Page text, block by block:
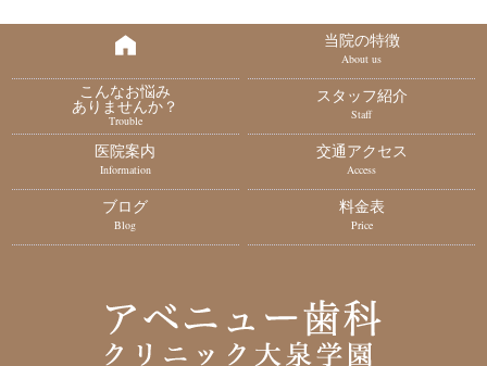
当院の特徴
About us
こんなお悩み
ありませんか？
Trouble
スタッフ紹介
Staff
医院案内
Information
交通アクセス
Access
ブログ
Blog
料金表
Price